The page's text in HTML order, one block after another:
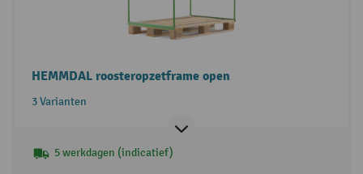
HEMMDAL roosteropzetframe open
3 Varianten
5 werkdagen (indicatief)